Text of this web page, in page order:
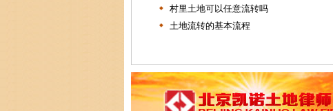
村里土地可以任意流转吗
土地流转的基本流程